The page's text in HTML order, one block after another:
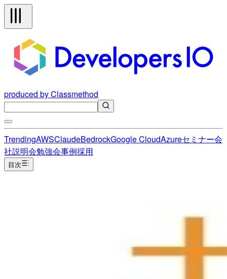
produced by Classmethod
TrendingAWSClaudeBedrockGoogle CloudAzureセミナー会
社説明会勉強会事例採用
目次